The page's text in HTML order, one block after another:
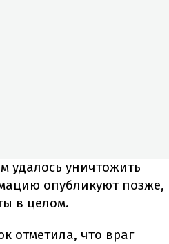
удалось уничтожить
опубликуют позже,
в целом.
отметила, что враг